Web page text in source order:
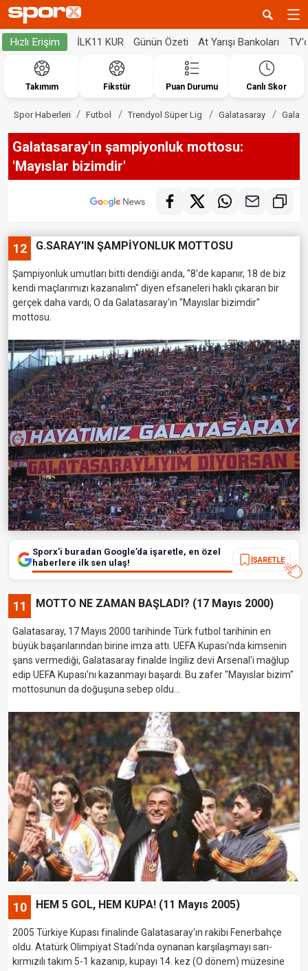
Hızlı Erişim İLK11 KUR Günün Özeti At Yarışı Bankoları
Takımım Fikstür Puan Durumu Canlı Skor
Spor Haberleri Futbol Trendyol Süper Lig Galatasaray
Galatasaray'ın şampiyonluk mottosu:
'Mayıslar bizimdir'
12 G.SARAY'IN ŞAMPİYONLUK MOTTOSU
Şampiyonluk umutları bitti dendiği anda, "8'de kapanır, 18 de biz
kendi maçlarımızı kazanalım" diyen efsaneleri haklı çıkaran bir
gerçek daha vardı; O da Galatasaray'ın "Mayıslar bizimdir"
mottosu.
Sporx’i buradan Google’da işaretle, en özel
haberlere ilk sen ulaş!
İŞARETLE
11 MOTTO NE ZAMAN BAŞLADI? (17 Mayıs 2000)
Galatasaray, 17 Mayıs 2000 tarihinde Türk futbol tarihinin en
büyük başarılarından birine imza attı. UEFA Kupası'nda kimsenin
şans vermediği, Galatasaray finalde İngiliz devi Arsenal'i mağlup
edip UEFA Kupası'nı kazanmayı başardı. Bu zafer "Mayıslar bizim"
mottosunun da doğuşuna sebep oldu...
10 HEM 5 GOL, HEM KUPA! (11 Mayıs 2005)
2005 Türkiye Kupası finalinde Galatasaray'ın rakibi Fenerbahçe
oldu. Atatürk Olimpiyat Stadı'nda oynanan karşılaşmayı sarı-
kırmızılı takım 5-1 kazanıp, kupayı 14. kez (O dönem) müzesine